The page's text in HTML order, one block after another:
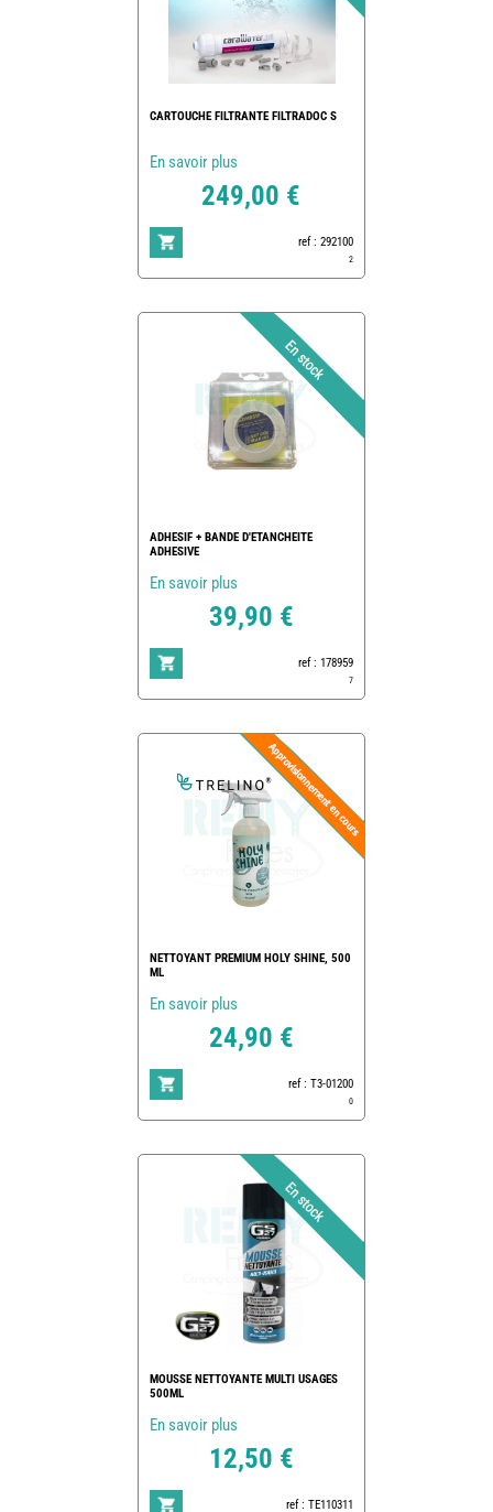
CARTOUCHE FILTRANTE FILTRADOC S
En savoir plus
249,00 €
ref : 292100
2
ADHESIF + BANDE D'ETANCHEITE
ADHESIVE
En savoir plus
39,90 €
ref : 178959
7
NETTOYANT PREMIUM HOLY SHINE, 500
ML
En savoir plus
24,90 €
ref : T3-01200
0
MOUSSE NETTOYANTE MULTI USAGES
500ML
En savoir plus
12,50 €
ref : TE110311